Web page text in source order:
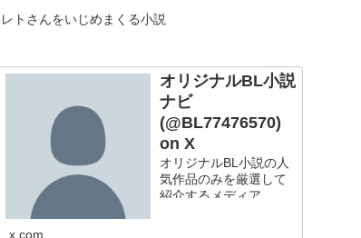
レトさんをいじめまくる小説
オリジナルBL小説
ナビ
(@BL77476570)
on X
オリジナルBL小説の人
気作品のみを厳選して
紹介するメディア
x.com